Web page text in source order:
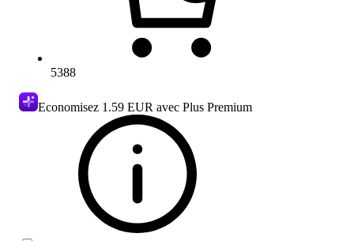
5388
Economisez 1.59 EUR avec Plus Premium